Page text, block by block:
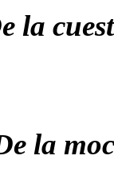
la
la